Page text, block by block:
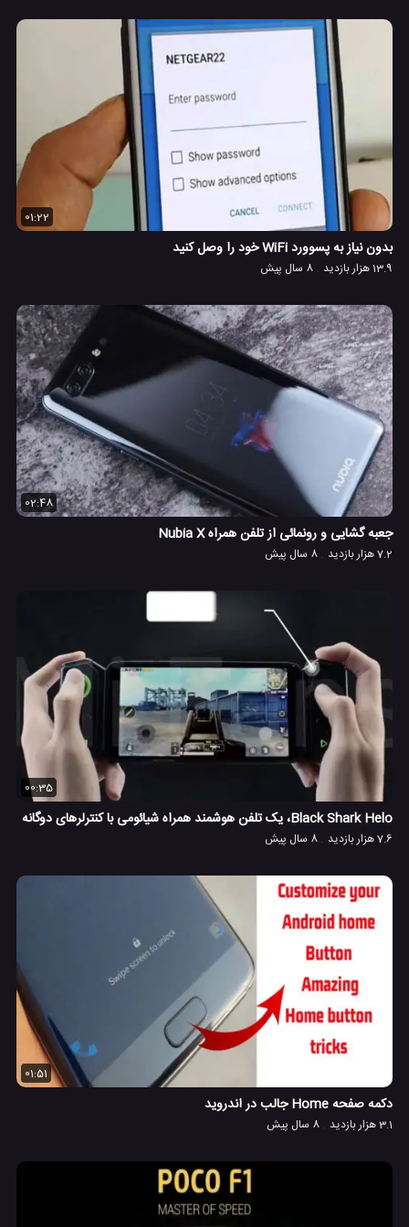
01:22
بدون نیاز به پسوورد WiFi خود را وصل کنید
13.9 هزار بازدید 8 سال پیش
02:48
جعبه گشایی و رونمائی از تلفن همراه Nubia X
7.2 هزار بازدید 8 سال پیش
00:35
Black Shark Helo، یک تلفن هوشمند همراه شیائومی با کنترلرهای دوگانه
7.6 هزار بازدید 8 سال پیش
01:51
دکمه صفحه Home جالب در اندروید
3.1 هزار بازدید 8 سال پیش